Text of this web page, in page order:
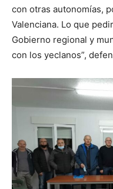
con otras autonomías,
Valenciana. Lo que
Gobierno regional y
con los yeclanos”,